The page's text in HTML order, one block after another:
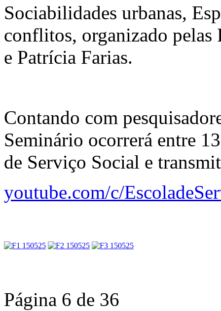
Sociabilidades urbanas,
conflitos, organizado pelas
e Patrícia Farias.
Contando com
Seminário ocorrerá entre
de Serviço Social e
youtube.com/c/
Página 6 de 36